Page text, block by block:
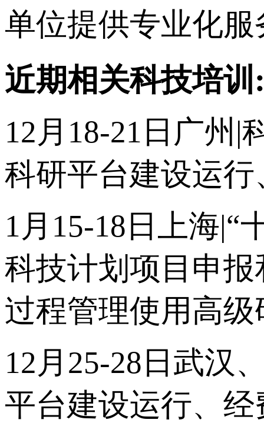
单位提供专业化
近期相关科技培
12月18-21日广州|
科研平台建设运
1月15-18日上海|“
科技计划项目申
过程管理使用高级
12月25-28日武汉
平台建设运行、